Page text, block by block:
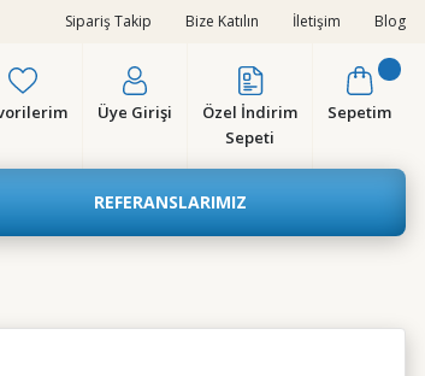
Sipariş Takip Bize Katılın İletişim Blog
Üye Girişi
Özel İndirim
Sepeti
Sepetim
REFERANSLARIMIZ